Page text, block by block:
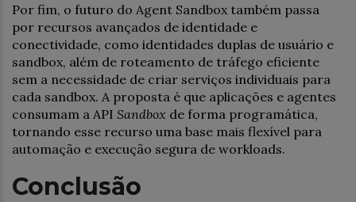
Por fim, o futuro do Agent Sandbox também passa
por recursos avançados de identidade e
conectividade, como identidades duplas de usuário e
sandbox, além de roteamento de tráfego eficiente
sem a necessidade de criar serviços individuais para
cada sandbox. A proposta é que aplicações e agentes
consumam a API Sandbox de forma programática,
tornando esse recurso uma base mais flexível para
automação e execução segura de workloads.
Conclusão